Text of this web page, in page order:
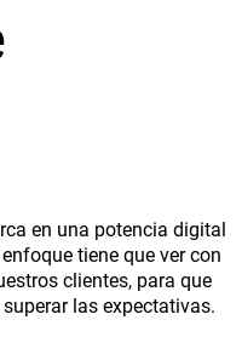
en una potencia digital
tiene que ver con
clientes, para que
las expectativas.